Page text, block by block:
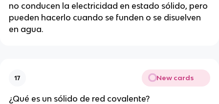
no conducen la electricidad en estado sólido, pero
pueden hacerlo cuando se funden o se disuelven
en agua.
17 New cards
¿Qué es un sólido de red covalente?